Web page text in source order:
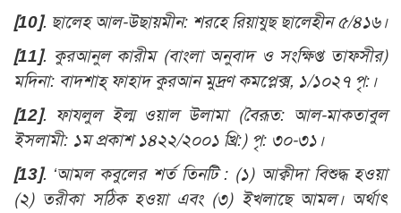
[10]. ছালেহ আল-উছায়মীন: শরহে রিয়াযুছ ছালেহীন ৫/৪১৬।
[11]. কুরআনুল কারীম (বাংলা অনুবাদ ও সংক্ষিপ্ত তাফসীর)
মদিনা: বাদশাহ্ ফাহাদ কুরআন মুদ্রণ কমপ্লেক্স, ১/১০২৭ পৃ:।
[12]. ফাযলুল ইল্ম ওয়াল উলামা (বৈরূত: আল-মাকতাবুল
ইসলামী: ১ম প্রকাশ ১৪২২/২০০১ খ্রি:) পৃ: ৩০-৩১।
[13]. ‘আমল কবুলের শর্ত তিনটি : (১) আক্বীদা বিশুদ্ধ হওয়া
(২) তরীকা সঠিক হওয়া এবং (৩) ইখলাছে আমল। অর্থাৎ